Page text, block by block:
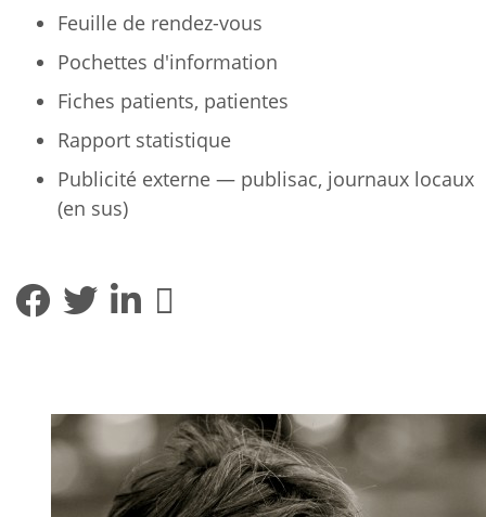
Feuille de rendez-vous
Pochettes d'information
Fiches patients, patientes
Rapport statistique
Publicité externe — publisac, journaux locaux
(en sus)